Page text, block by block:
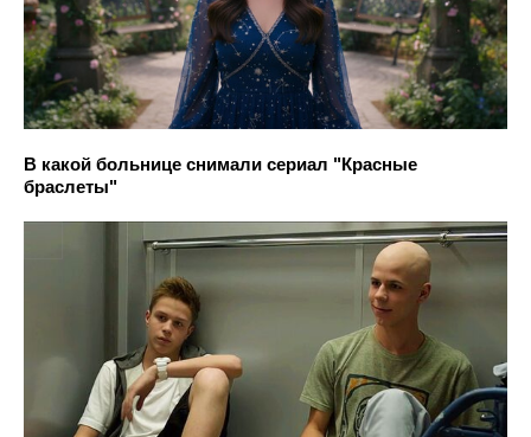
В какой больнице снимали сериал "Красные
браслеты"